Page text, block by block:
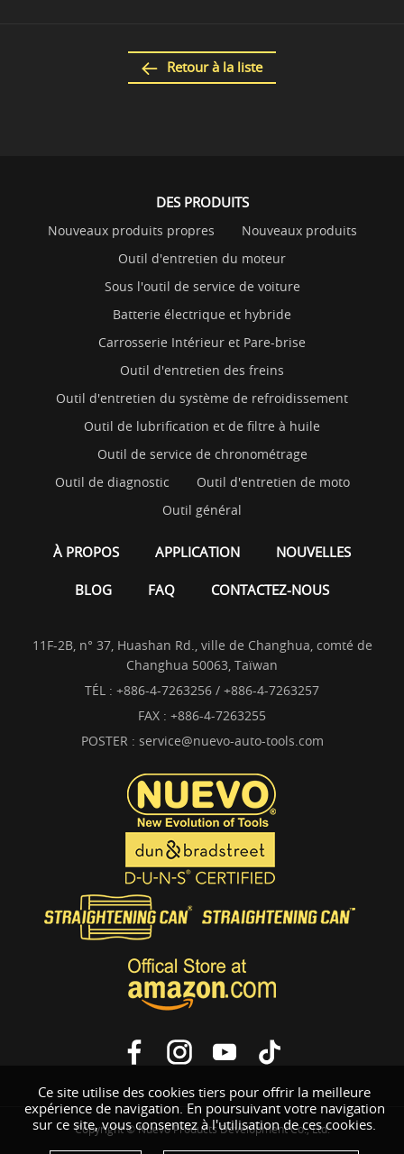
Retour à la liste
Ce site utilise des cookies tiers pour offrir la meilleure
expérience de navigation. En poursuivant votre navigation
sur ce site, vous consentez à l'utilisation de ces cookies.
DES PRODUITS
Nouveaux produits propres
Nouveaux produits
Outil d'entretien du moteur
Sous l'outil de service de voiture
Batterie électrique et hybride
Carrosserie Intérieur et Pare-brise
Outil d'entretien des freins
Outil d'entretien du système de refroidissement
Outil de lubrification et de filtre à huile
Outil de service de chronométrage
Outil de diagnostic
Outil d'entretien de moto
Outil général
À PROPOS APPLICATION NOUVELLES
BLOG FAQ CONTACTEZ-NOUS
11F-2B, n° 37, Huashan Rd., ville de Changhua, comté de
Changhua 50063, Taïwan
TÉL : +886-4-7263256 / +886-4-7263257
FAX : +886-4-7263255
POSTER : service@nuevo-auto-tools.com
Copyright © Nuevo Products Development Co., Ltd.